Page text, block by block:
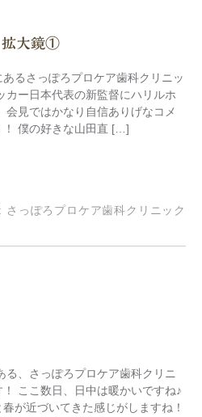
大鏡①
るさっぽろプロケア歯科クリニッ
カー日本代表の新監督にハリルホ
会見ではかなり自信ありげなコメ
！ 僕の好きな山田直 […]
さっぽろプロケア歯科クリニック
る、さっぽろプロケア歯科クリニ
ここ数日、日中は暖かいですね♪
が近づいてきた感じがしますね！